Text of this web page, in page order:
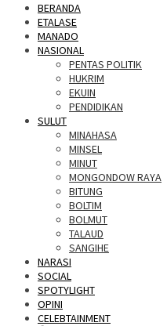
BERANDA
ETALASE
MANADO
NASIONAL
PENTAS POLITIK
HUKRIM
EKUIN
PENDIDIKAN
SULUT
MINAHASA
MINSEL
MINUT
MONGONDOW RAYA
BITUNG
BOLTIM
BOLMUT
TALAUD
SANGIHE
NARASI
SOCIAL
SPOTYLIGHT
OPINI
CELEBTAINMENT